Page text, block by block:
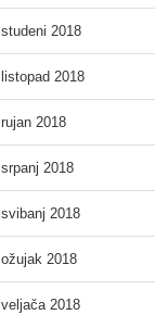
studeni 2018
listopad 2018
rujan 2018
srpanj 2018
svibanj 2018
ožujak 2018
veljača 2018